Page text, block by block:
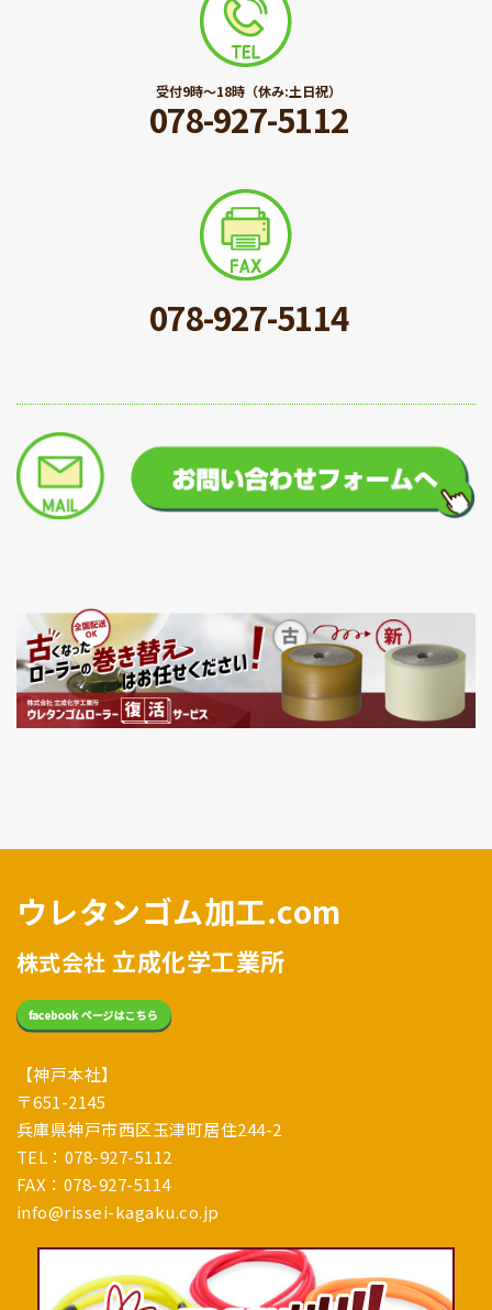
受付9時〜18時（休み:土日祝）
078-927-5112
078-927-5114
ウレタンゴム加工.com
株式会社 立成化学工業所
【神戸本社】
〒651-2145
兵庫県神戸市西区玉津町居住244-2
TEL：078-927-5112
FAX：078-927-5114
info@rissei-kagaku.co.jp